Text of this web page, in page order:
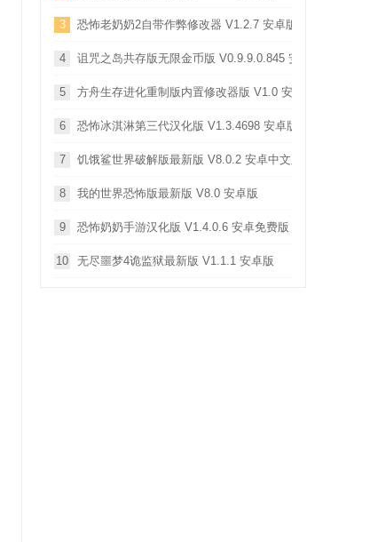
3 恐怖老奶奶2自带作弊修改器 V1.2.7 安卓版
4 诅咒之岛共存版无限金币版 V0.9.9.0.845 安卓版
5 方舟生存进化重制版内置修改器版 V1.0 安卓版
6 恐怖冰淇淋第三代汉化版 V1.3.4698 安卓版
7 饥饿鲨世界破解版最新版 V8.0.2 安卓中文版
8 我的世界恐怖版最新版 V8.0 安卓版
9 恐怖奶奶手游汉化版 V1.4.0.6 安卓免费版
10 无尽噩梦4诡监狱最新版 V1.1.1 安卓版